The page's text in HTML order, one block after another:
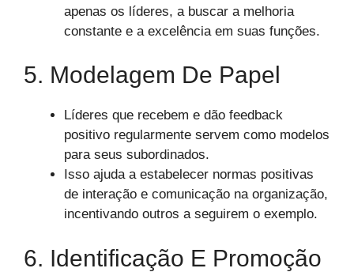
apenas os líderes, a buscar a melhoria
constante e a excelência em suas funções.
5. Modelagem De Papel
Líderes que recebem e dão feedback
positivo regularmente servem como modelos
para seus subordinados.
Isso ajuda a estabelecer normas positivas
de interação e comunicação na organização,
incentivando outros a seguirem o exemplo.
6. Identificação E Promoção